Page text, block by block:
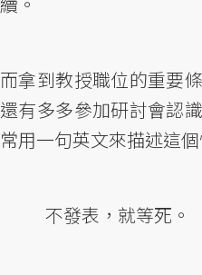
而拿到教授職位的重要
還有多多參加研討會認
常用一句英文來描述這個
不發表，就等死。